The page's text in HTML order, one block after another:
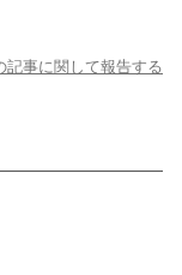
記事に関して報告する